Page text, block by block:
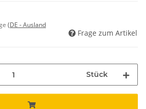
(DE - Ausland
Frage zum Artikel
Stück